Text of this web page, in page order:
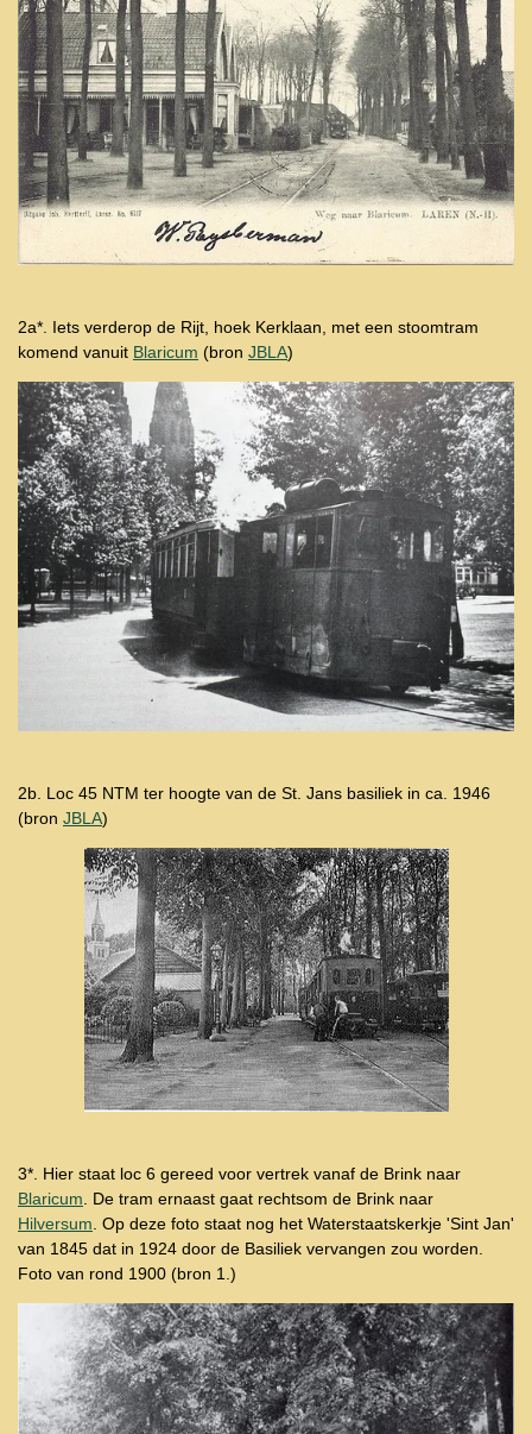
2a*. Iets verderop de Rijt, hoek Kerklaan, met een stoomtram
komend vanuit Blaricum (bron JBLA)
2b. Loc 45 NTM ter hoogte van de St. Jans basiliek in ca. 1946
(bron JBLA)
3*. Hier staat loc 6 gereed voor vertrek vanaf de Brink naar
Blaricum . De tram ernaast gaat rechtsom de Brink naar
Hilversum . Op deze foto staat nog het Waterstaatskerkje 'Sint Jan'
van 1845 dat in 1924 door de Basiliek vervangen zou worden.
Foto van rond 1900 (bron 1.)